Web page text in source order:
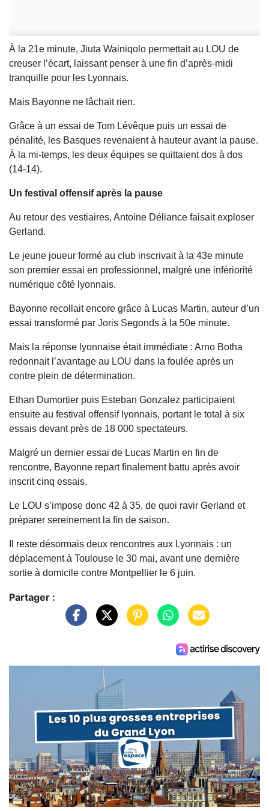
À la 21e minute, Jiuta Wainiqolo permettait au LOU de
creuser l’écart, laissant penser à une fin d’après-midi
tranquille pour les Lyonnais.
Mais Bayonne ne lâchait rien.
Grâce à un essai de Tom Lévêque puis un essai de
pénalité, les Basques revenaient à hauteur avant la pause.
À la mi-temps, les deux équipes se quittaient dos à dos
(14-14).
Un festival offensif après la pause
Au retour des vestiaires, Antoine Déliance faisait exploser
Gerland.
Le jeune joueur formé au club inscrivait à la 43e minute
son premier essai en professionnel, malgré une infériorité
numérique côté lyonnais.
Bayonne recollait encore grâce à Lucas Martin, auteur d’un
essai transformé par Joris Segonds à la 50e minute.
Mais la réponse lyonnaise était immédiate : Arno Botha
redonnait l’avantage au LOU dans la foulée après un
contre plein de détermination.
Ethan Dumortier puis Esteban Gonzalez participaient
ensuite au festival offensif lyonnais, portant le total à six
essais devant près de 18 000 spectateurs.
Malgré un dernier essai de Lucas Martin en fin de
rencontre, Bayonne repart finalement battu après avoir
inscrit cinq essais.
Le LOU s’impose donc 42 à 35, de quoi ravir Gerland et
préparer sereinement la fin de saison.
Il reste désormais deux rencontres aux Lyonnais : un
déplacement à Toulouse le 30 mai, avant une dernière
sortie à domicile contre Montpellier le 6 juin.
Partager :